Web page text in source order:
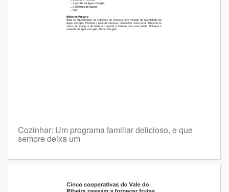
Cozinhar: Um programa familiar delicioso, e que
sempre deixa um